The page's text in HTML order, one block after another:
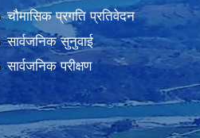
चौमासिक प्रगति प्रतिवेदन
सार्वजनिक सुनुवाई
सार्वजनिक परीक्षण